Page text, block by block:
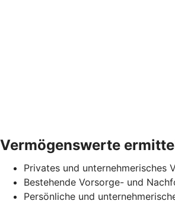
Vermögenswerte
Privates und unternehmerisches
Bestehende Vorsorge- und
Persönliche und